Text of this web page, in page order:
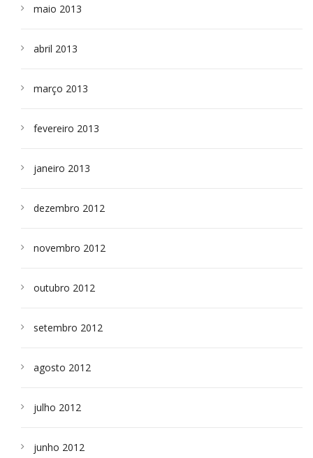
maio 2013
abril 2013
março 2013
fevereiro 2013
janeiro 2013
dezembro 2012
novembro 2012
outubro 2012
setembro 2012
agosto 2012
julho 2012
junho 2012